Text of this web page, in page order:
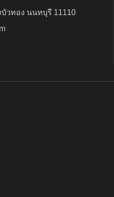
บัวทอง นนทบุรี 11110